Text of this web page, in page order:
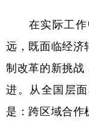
在实际工作
远，既面临经济
制改革的新挑战
进。从全国层
是：跨区域合